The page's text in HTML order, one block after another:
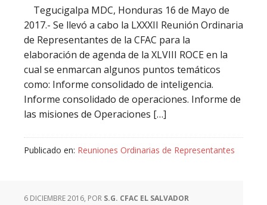
Tegucigalpa MDC, Honduras 16 de Mayo de
2017.- Se llevó a cabo la LXXXII Reunión Ordinaria
de Representantes de la CFAC para la
elaboración de agenda de la XLVIII ROCE en la
cual se enmarcan algunos puntos temáticos
como: Informe consolidado de inteligencia.
Informe consolidado de operaciones. Informe de
las misiones de Operaciones […]
Publicado en: Reuniones Ordinarias de Representantes
6 DICIEMBRE 2016, POR S.G. CFAC EL SALVADOR